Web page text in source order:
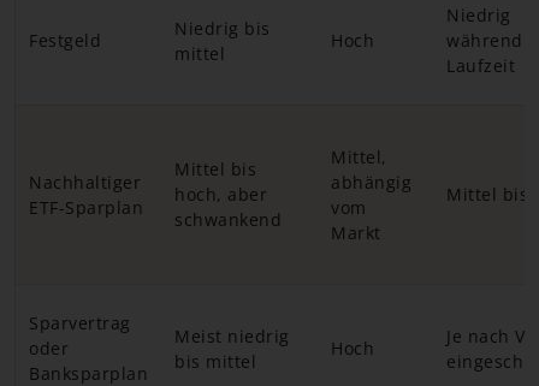
Festgeld
Niedrig bis
mittel
Hoch
Niedrig
während
Laufzeit
Nachhaltiger
ETF-Sparplan
Mittel bis
hoch, aber
schwankend
Mittel,
abhängig
vom
Markt
Mittel bis
Sparvertrag
oder
Banksparplan
Meist niedrig
bis mittel
Hoch
Je nach